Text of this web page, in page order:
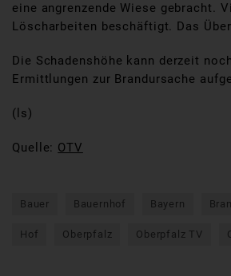
eine angrenzende Wiese gebracht.
Löscharbeiten beschäftigt. Das
Die Schadenshöhe kann derzeit
Ermittlungen zur Brandursache
(ls)
Quelle: OTV
Bauer Bauernhof Bayern
Hof Oberpfalz Oberpfalz TV